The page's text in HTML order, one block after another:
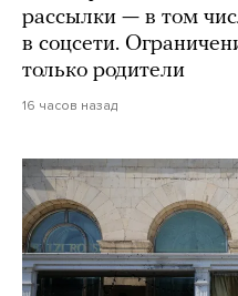
рассылки — в том
в соцсети.
только родители
16 часов назад